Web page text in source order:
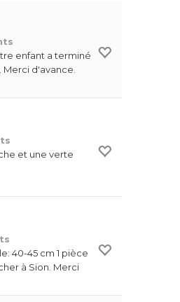
enfant a terminé
d'avance.
et une verte
40-45 cm 1 pièce
à Sion. Merci